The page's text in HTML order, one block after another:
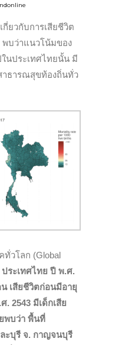
ยวกับการเสียชีวิต
พบว่าแนวโน้มของ
นประเทศไทยนั้น มี
าธารณสุขท้องถิ่นทั่ว
ทั่วโลก (Global
ประเทศไทย ปี พ.ศ.
เสียชีวิตก่อนมีอายุ
2543 มีเด็กเสีย
พบว่า พื้นที่
ะบุรี จ. กาญจนบุรี